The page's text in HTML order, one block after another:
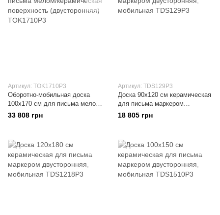
Артикул: TOK1710P3
Оборотно-мобильная доска
100x170 см для письма мелом/
керамическая поверхность
(двусторонняя)
33 808 грн
Артикул: TDS129P3
Доска 90x120 см керамическая
для письма маркером
двусторонняя, мобильная
18 805 грн